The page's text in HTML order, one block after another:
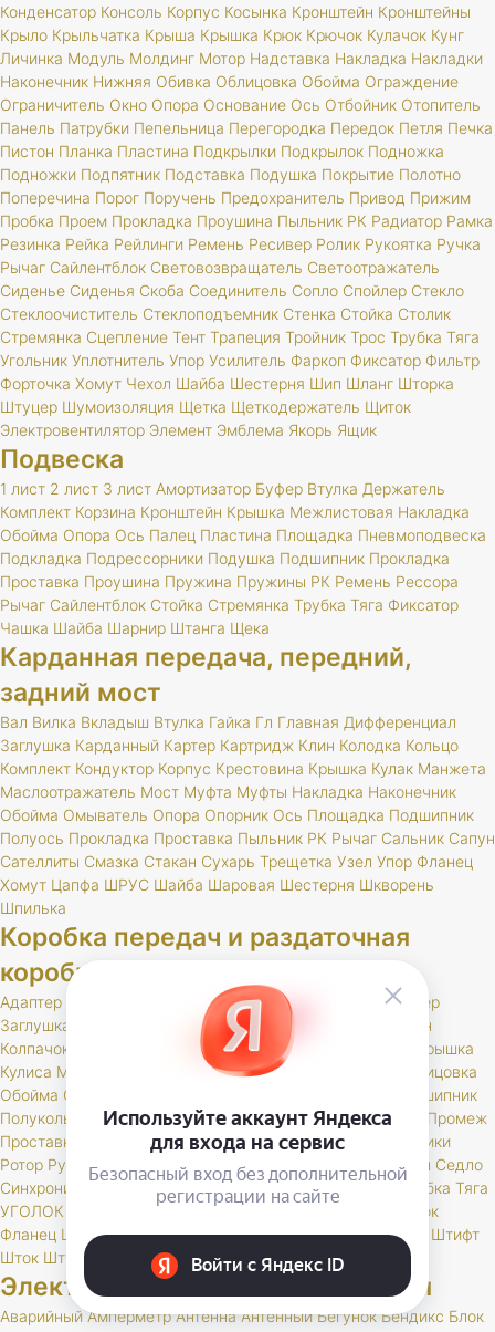
Конденсатор Консоль Корпус Косынка Кронштейн Кронштейны
Крыло Крыльчатка Крыша Крышка Крюк Крючок Кулачок Кунг
Личинка Модуль Молдинг Мотор Надставка Накладка Накладки
Наконечник Нижняя Обивка Облицовка Обойма Ограждение
Ограничитель Окно Опора Основание Ось Отбойник Отопитель
Панель Патрубки Пепельница Перегородка Передок Петля Печка
Пистон Планка Пластина Подкрылки Подкрылок Подножка
Подножки Подпятник Подставка Подушка Покрытие Полотно
Поперечина Порог Поручень Предохранитель Привод Прижим
Пробка Проем Прокладка Проушина Пыльник РК Радиатор Рамка
Резинка Рейка Рейлинги Ремень Ресивер Ролик Рукоятка Ручка
Рычаг Сайлентблок Световозвращатель Светоотражатель
Сиденье Сиденья Скоба Соединитель Сопло Спойлер Стекло
Стеклоочиститель Стеклоподъемник Стенка Стойка Столик
Стремянка Сцепление Тент Трапеция Тройник Трос Трубка Тяга
Угольник Уплотнитель Упор Усилитель Фаркоп Фиксатор Фильтр
Форточка Хомут Чехол Шайба Шестерня Шип Шланг Шторка
Штуцер Шумоизоляция Щетка Щеткодержатель Щиток
Электровентилятор Элемент Эмблема Якорь Ящик
Подвеска
1 лист 2 лист 3 лист Амортизатор Буфер Втулка Держатель
Комплект Корзина Кронштейн Крышка Межлистовая Накладка
Обойма Опора Ось Палец Пластина Площадка Пневмоподвеска
Подкладка Подрессорники Подушка Подшипник Прокладка
Проставка Проушина Пружина Пружины РК Ремень Рессора
Рычаг Сайлентблок Стойка Стремянка Трубка Тяга Фиксатор
Чашка Шайба Шарнир Штанга Щека
Карданная передача, передний,
задний мост
Вал Вилка Вкладыш Втулка Гайка Гл Главная Дифференциал
Заглушка Карданный Картер Картридж Клин Колодка Кольцо
Комплект Кондуктор Корпус Крестовина Крышка Кулак Манжета
Маслоотражатель Мост Муфта Муфты Накладка Наконечник
Обойма Омыватель Опора Опорник Ось Площадка Подшипник
Полуось Прокладка Проставка Пыльник РК Рычаг Сальник Сапун
Сателлиты Смазка Стакан Сухарь Трещетка Узел Упор Фланец
Хомут Цапфа ШРУС Шайба Шаровая Шестерня Шкворень
Шпилька
Коробка передач и раздаточная
коробка
Адаптер Болт Вал Вилка
Демпфер
Заглушка
Карданный
Клин
Колпачок
Комплект Корзина Корпус
Крышка
Кулиса Масло Маслоотражатель Муфта
Облицовка
Обойма Ось
Подшипник
Полукольцо
Предохранитель Привод Пробка Прокладка
Промеж
Проставка
Пыльник РК Радиатор Раздатка
Ролики
Ротор Рукоятка Рукоятки Сальник Сапун Седло
Синхронизатор
Стопор Ступица Сухарь Трубка Тяга
УГОЛОК
Уплотнитель
Флажок
Фланец Цепь Шайба Шарик Шестерни Шестерня Шпонка
Штифт
Шток Штуцер
Электрооборудование и приборы
Аварийный Амперметр Антенна Антенный Бегунок Бендикс Блок